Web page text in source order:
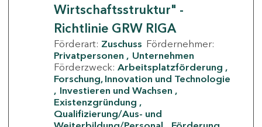
Wirtschaftsstruktur" -
Richtlinie GRW RIGA
Förderart: Zuschuss Fördernehmer:
Privatpersonen
Unternehmen
Förderzweck: Arbeitsplatzförderung
Forschung, Innovation und Technologie
Investieren und Wachsen
Existenzgründung
Qualifizierung/Aus- und